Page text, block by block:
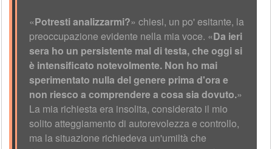
«Potresti analizzarmi?» chiesi, un po' esitante, la
preoccupazione evidente nella mia voce. «Da ieri
sera ho un persistente mal di testa, che oggi si
è intensificato notevolmente. Non ho mai
sperimentato nulla del genere prima d'ora e
non riesco a comprendere a cosa sia dovuto.»
La mia richiesta era insolita, considerato il mio
solito atteggiamento di autorevolezza e controllo,
ma la situazione richiedeva un'umiltà che